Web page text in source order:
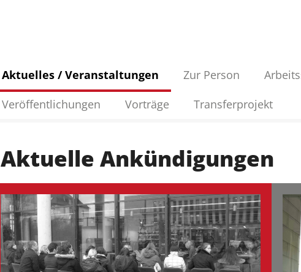
Aktuelles / Veranstaltungen Zur Person
Veröffentlichungen
Vorträge Transferprojekt
Aktuelle Ankündigungen